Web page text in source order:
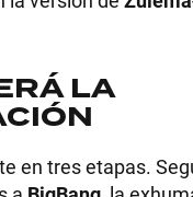
LA
en tres etapas.